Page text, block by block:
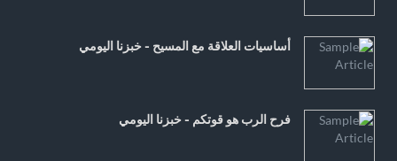
أساسيات العلاقة مع المسيح - خبزنا اليومي
فرح الرب هو قوتكم - خبزنا اليومي